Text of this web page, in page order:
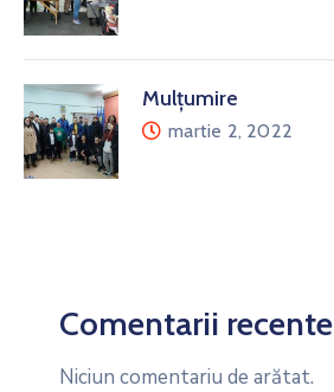
Mulțumire
martie 2, 2022
Comentarii recente
Niciun comentariu de arătat.